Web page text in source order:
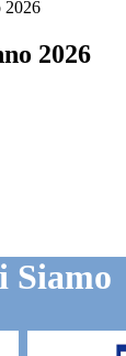
2026
Siamo